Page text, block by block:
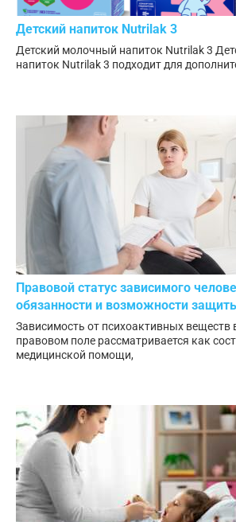
Детский напиток Nutrilak 3
Детский молочный напиток Nutrilak 3
напиток Nutrilak 3 подходит для
Правовой статус зависимого
обязанности и возможности
Зависимость от психоактивных веществ
правовом поле рассматривается как
медицинской помощи,